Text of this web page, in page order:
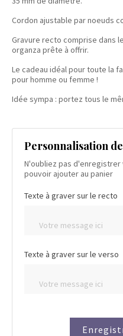
Cordon ajustable par noeuds
Gravure recto comprise dans
organza prête à offrir.
Le cadeau idéal pour toute la
pour homme ou femme !
Idée sympa : portez tous le
Personnalisation
N'oubliez pas
pouvoir ajouter au panier
Texte à graver sur le recto
Texte à graver sur le verso